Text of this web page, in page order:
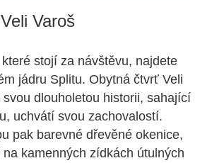
Varoš
stojí za návštěvu, najdete
jádru Splitu. Obytná čtvrť Veli
dlouholetou historii, sahající
uchvátí svou zachovalostí.
pak barevné dřevěné okenice,
kamenných zídkách útulných